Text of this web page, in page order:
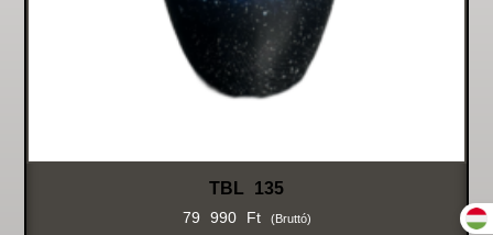
TBL 135
79 990 Ft (bruttó)